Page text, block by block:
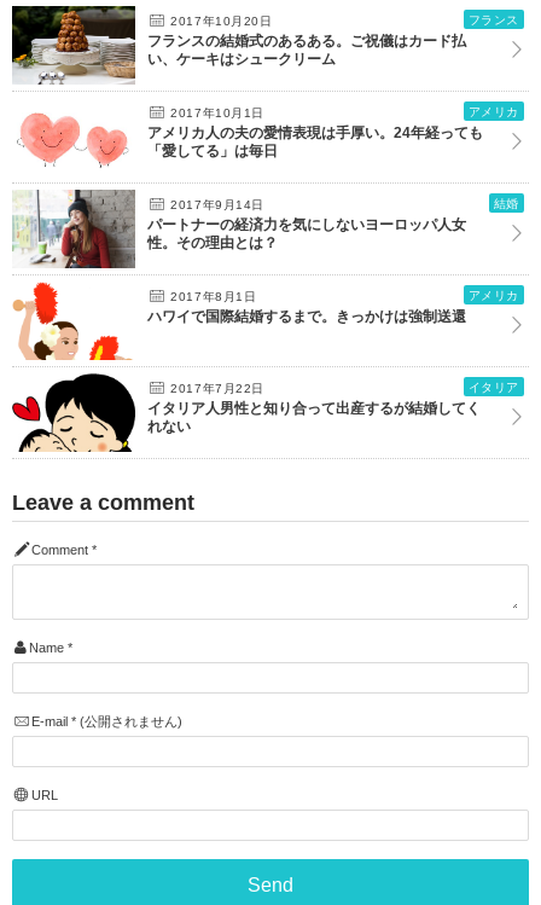
2017年10月20日 フランス
フランスの結婚式のあるある。ご祝儀はカード払
い、ケーキはシュークリーム
2017年10月1日 アメリカ
アメリカ人の夫の愛情表現は手厚い。24年経っても
「愛してる」は毎日
2017年9月14日 結婚
パートナーの経済力を気にしないヨーロッパ人女
性。その理由とは？
2017年8月1日 アメリカ
ハワイで国際結婚するまで。きっかけは強制送還
2017年7月22日 イタリア
イタリア人男性と知り合って出産するが結婚してく
れない
Leave a comment
Comment *
Name *
E-mail *(公開されません)
URL